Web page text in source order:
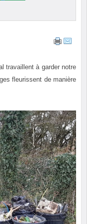
travaillent à garder notre
fleurissent de manière